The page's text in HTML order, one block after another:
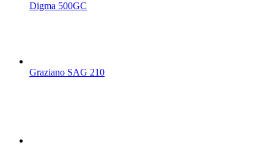
Digma 500GC
Graziano SAG 210